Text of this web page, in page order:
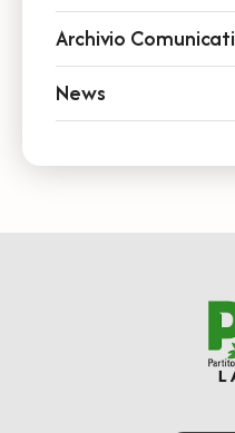
Archivio Comunicati
News